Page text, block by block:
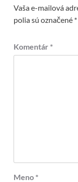
Vaša e-mailová
polia sú označené *
Komentár *
Meno *